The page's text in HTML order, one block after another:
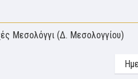
Μεσολόγγι (Δ. Μεσολογγίου)